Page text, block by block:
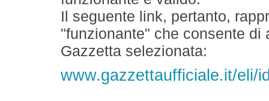
Il seguente link, pertanto,
"funzionante" che consente
Gazzetta selezionata:
www.gazzettaufficiale.it/eli/